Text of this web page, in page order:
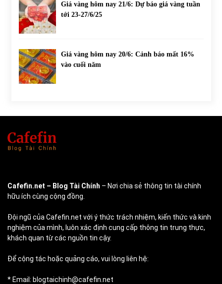
Giá vàng hôm nay 21/6: Dự báo giá vàng tuần
tới 23-27/6/25
Giá vàng hôm nay 20/6: Cảnh báo mất 16%
vào cuối năm
Cafefin.net – Blog Tài Chính – Nơi chia sẻ thông tin tài chính
hữu ích cùng cộng đồng.
Đội ngũ của Cafefin.net với ý thức trách nhiệm, kiến thức và kinh
nghiệm của mình, luôn xác định cung cấp thông tin trung thực,
khách quan từ các nguồn tin cậy.
Để cộng tác hoặc quảng cáo, vui lòng liên hệ:
* Email: blogtaichinh@cafefin.net